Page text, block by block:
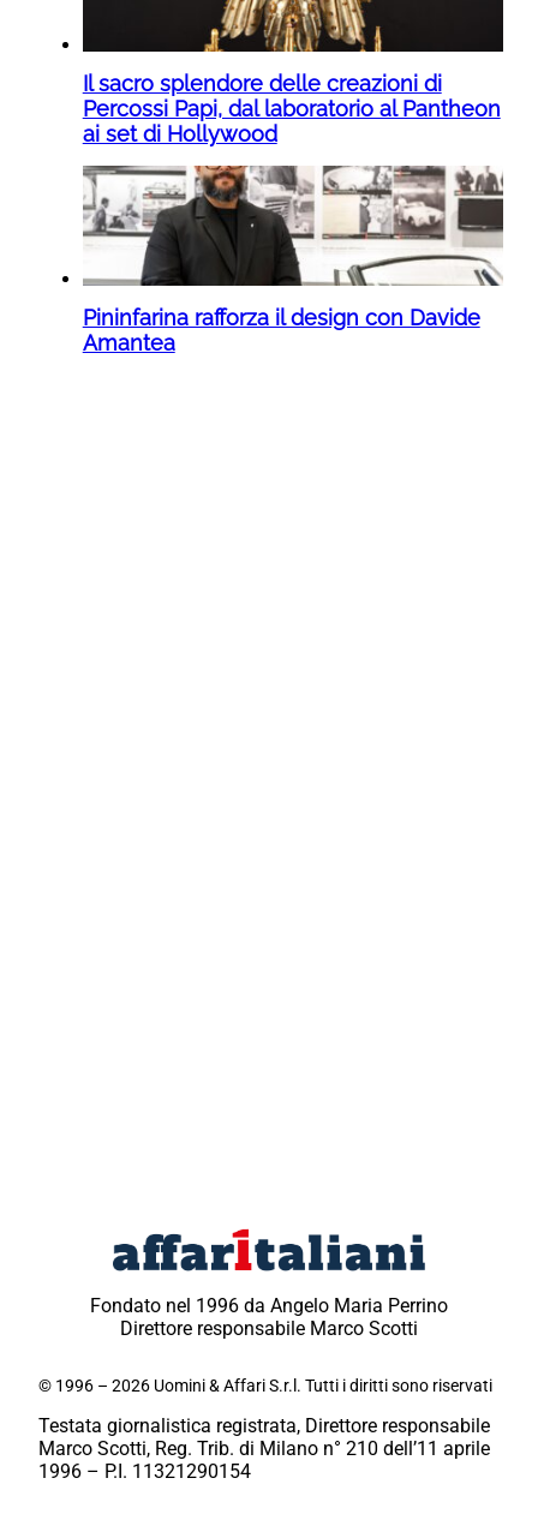
Il sacro splendore delle creazioni di
Percossi Papi, dal laboratorio al Pantheon
ai set di Hollywood
Pininfarina rafforza il design con Davide
Amantea
Fondato nel 1996 da Angelo Maria Perrino
Direttore responsabile Marco Scotti
© 1996 – 2026 Uomini & Affari S.r.l. Tutti i diritti sono riservati
Testata giornalistica registrata, Direttore responsabile
Marco Scotti, Reg. Trib. di Milano n° 210 dell’11 aprile
1996 – P.I. 11321290154